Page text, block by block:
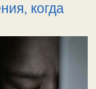
когда